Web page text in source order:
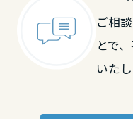
ご相
とで
いたし
徳島県